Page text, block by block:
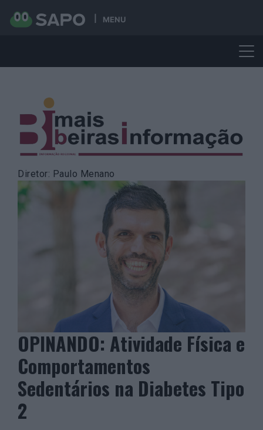
MENU
content
Diretor: Paulo Menano
OPINANDO: Atividade Física e
Comportamentos
Sedentários na Diabetes Tipo
2